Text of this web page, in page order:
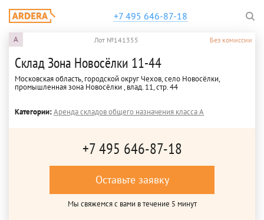
+7 495 646-87-18
A Лот №141355 Без комиссии
Склад Зона Новосёлки 11-44
Московская область, городской округ Чехов, село Новосёлки,
промышленная зона Новосёлки , влад. 11, стр. 44
Категории:Аренда складов общего назначения класса A
+7 495 646-87-18
Оставьте заявку
Мы свяжемся с вами в течение 5 минут